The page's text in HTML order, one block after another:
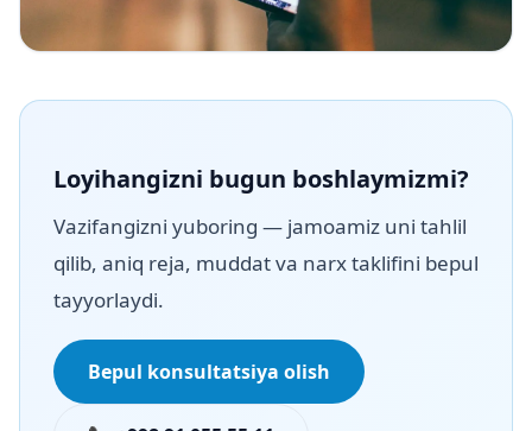
Loyihangizni bugun boshlaymizmi?
Vazifangizni yuboring — jamoamiz uni tahlil
qilib, aniq reja, muddat va narx taklifini bepul
tayyorlaydi.
Bepul konsultatsiya olish